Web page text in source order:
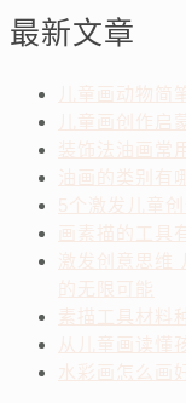
最新文章
儿童画动物简
儿童画创作启
装饰法油画常
油画的类别有
5个激发儿童
画素描的工具
激发创意思维
的无限可能
素描工具材料
从儿童画读懂
水彩画怎么画